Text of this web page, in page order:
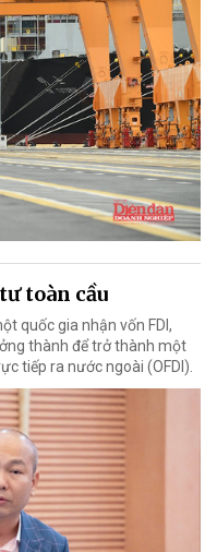
toàn cầu
quốc gia nhận vốn FDI,
thành để trở thành một
tiếp ra nước ngoài (OFDI).